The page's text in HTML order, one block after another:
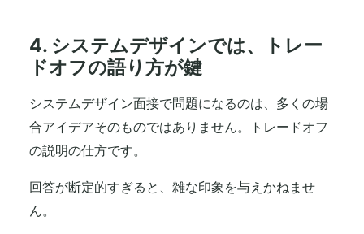
4. システムデザインでは、トレー
ドオフの語り方が鍵
システムデザイン面接で問題になるのは、多くの場
合アイデアそのものではありません。トレードオフ
の説明の仕方です。
回答が断定的すぎると、雑な印象を与えかねませ
ん。